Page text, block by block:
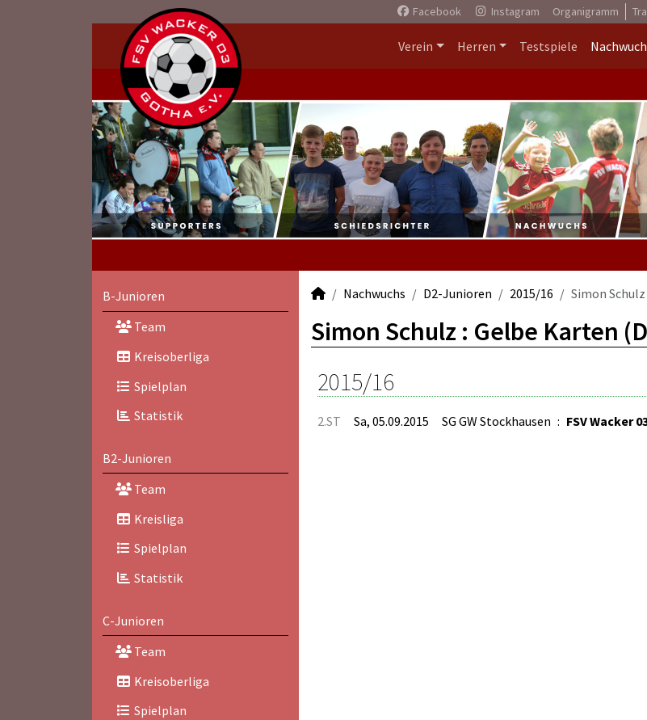
Facebook Instagram Organigramm
Verein Herren Testspiele
B-Junioren
Team
Kreisoberliga
Spielplan
Statistik
B2-Junioren
Team
Kreisliga
Spielplan
Statistik
C-Junioren
Team
Kreisoberliga
Spielplan
Nachwuchs D2-Junioren 2015/16 Simon Schulz
Simon Schulz : Gelbe Karten
2015/16
2.ST Sa, 05.09.2015 SG GW Stockhausen : FSV Wacker